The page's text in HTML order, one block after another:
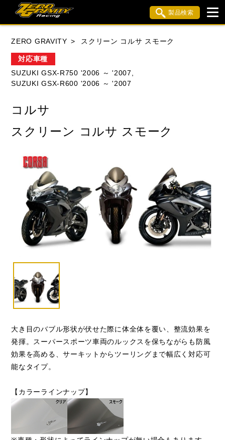
製品検索
KAWASAKI
DUCATI MV AGUSTA TRIUMPH
閉じる
ZERO GRAVITY スクリーン コルサ スモーク
対応車種
SUZUKI GSX-R750 '2006 ～ '2007,
SUZUKI GSX-R600 '2006 ～ '2007
コルサ
スクリーン コルサ スモーク
大き目のバブル形状が伏せた際に体全体を覆い、整流効果を
発揮。スーパースポーツ車両のルックスを保ちながらも防風
効果を高める、サーキットからツーリングまで幅広く対応可
能なタイプ。
【カラーラインナップ】